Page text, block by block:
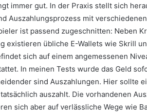
immer gut. In der Praxis stellt sich
Auszahlungsprozess mit
ist passend zugeschnitten: Neben
existieren übliche E-Wallets wie Skrill
sich auf einem angemessenen
In meinen Tests wurde das Geld
sind Auszahlungen. Hier sollte
auszahlt. Die vorhandenen
sich aber auf verlässliche Wege wie